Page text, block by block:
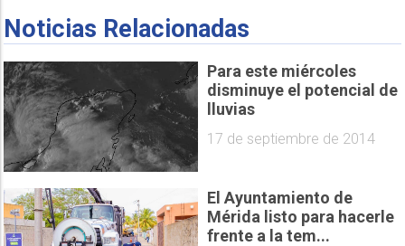
Noticias Relacionadas
Para este miércoles
disminuye el potencial de
lluvias
17 de septiembre de 2014
El Ayuntamiento de
Mérida listo para hacerle
frente a la tem...